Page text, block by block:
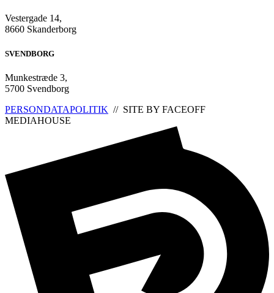
Vestergade 14,
8660 Skanderborg
SVENDBORG
Munkestræde 3,
5700 Svendborg
PERSONDATAPOLITIK // SITE BY FACEOFF
MEDIAHOUSE